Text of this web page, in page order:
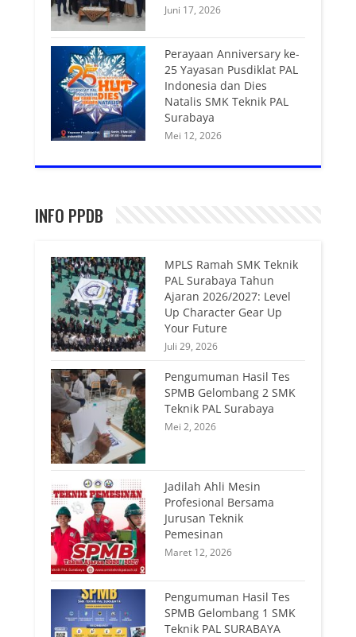
Juni 17, 2026
Perayaan Anniversary ke-
25 Yayasan Pusdiklat PAL
Indonesia dan Dies
Natalis SMK Teknik PAL
Surabaya
Mei 12, 2026
INFO PPDB
MPLS Ramah SMK Teknik
PAL Surabaya Tahun
Ajaran 2026/2027: Level
Up Character Gear Up
Your Future
Juli 29, 2026
Pengumuman Hasil Tes
SPMB Gelombang 2 SMK
Teknik PAL Surabaya
Mei 2, 2026
Jadilah Ahli Mesin
Profesional Bersama
Jurusan Teknik
Pemesinan
Maret 12, 2026
Pengumuman Hasil Tes
SPMB Gelombang 1 SMK
Teknik PAL SURABAYA